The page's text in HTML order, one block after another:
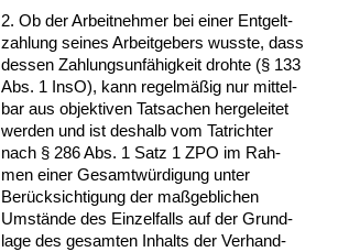
2. Ob der Ar­beit­neh­mer bei ei­ner Ent­gelt­
zah­lung sei­nes Ar­beit­ge­bers wuss­te, dass
des­sen Zah­lungs­unfähig­keit droh­te (§ 133
Abs. 1 In­sO), kann re­gelmäßig nur mit­tel­
bar aus ob­jek­ti­ven Tat­sa­chen her­ge­lei­tet
wer­den und ist des­halb vom Tatrich­ter
nach § 286 Abs. 1 Satz 1 ZPO im Rah­
men ei­ner Ge­samtwürdi­gung un­ter
Berück­sich­ti­gung der maßgeb­li­chen
Umstände des Ein­zel­falls auf der Grund­
la­ge des ge­sam­ten In­halts der Ver­hand­